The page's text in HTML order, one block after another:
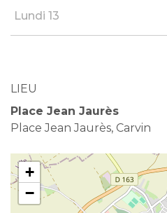
Lundi 13
LIEU
Place Jean Jaurès
Place Jean Jaurès, Carvin
+
−